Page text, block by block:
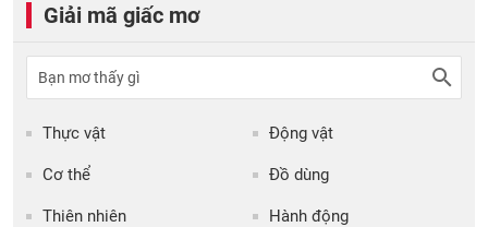
Giải mã giấc mơ
Thực vật Động vật
Cơ thể Đồ dùng
Thiên nhiên Hành động